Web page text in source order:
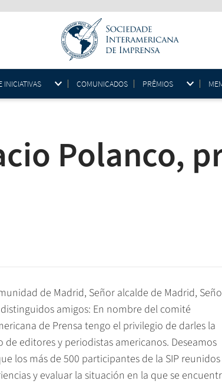
INICIATIVAS COMUNICADOS PRÊMIOS
Polanco,
de Madrid, Señor alcalde de Madrid,
amigos: En nombre del comité
de Prensa tengo el privilegio de darles la
editores y periodistas americanos. Deseamos
los más de 500 participantes de la SIP reunidos
y evaluar la situación en la que se